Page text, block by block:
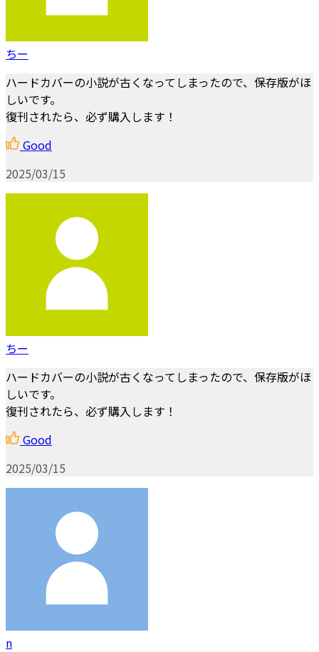
ちー
ハードカバーの小説が古くなってしまったので、保存版がほ
しいです。
復刊されたら、必ず購入します！
Good
2025/03/15
ちー
ハードカバーの小説が古くなってしまったので、保存版がほ
しいです。
復刊されたら、必ず購入します！
Good
2025/03/15
n